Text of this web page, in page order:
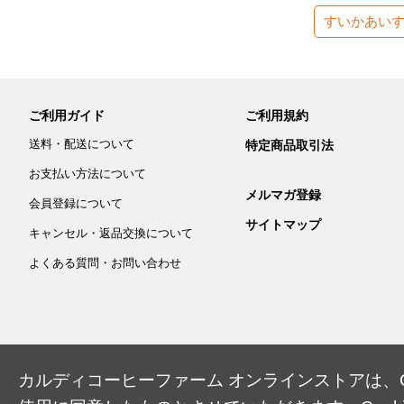
すいかあいす
ご利用ガイド
送料・配送について
お支払い方法について
会員登録について
キャンセル・返品交換について
よくある質問・お問い合わせ
ご利用規約
特定商品取引法
メルマガ登録
サイトマップ
カルディコーヒーファーム オンラインストアは